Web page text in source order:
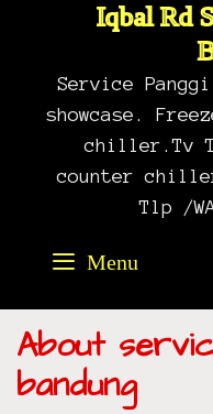
Iqbal Rd
Service
showcase.
chiller.Tv
counter chiller
Tlp /
Menu
About
bandung